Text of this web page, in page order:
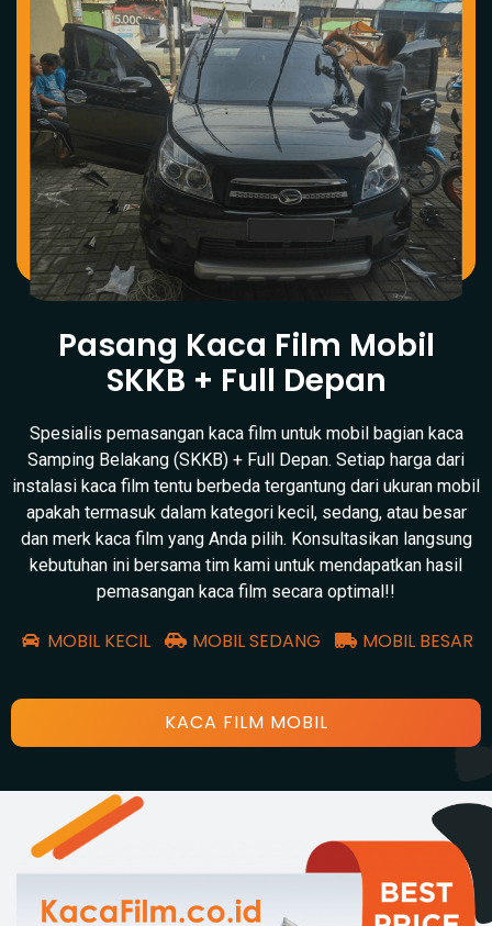
Pasang Kaca Film Mobil
SKKB + Full Depan
Spesialis pemasangan kaca film untuk mobil bagian kaca
Samping Belakang (SKKB) + Full Depan. Setiap harga dari
instalasi kaca film tentu berbeda tergantung dari ukuran mobil
apakah termasuk dalam kategori kecil, sedang, atau besar
dan merk kaca film yang Anda pilih. Konsultasikan langsung
kebutuhan ini bersama tim kami untuk mendapatkan hasil
pemasangan kaca film secara optimal!!
MOBIL KECIL MOBIL SEDANG MOBIL BESAR
KACA FILM MOBIL